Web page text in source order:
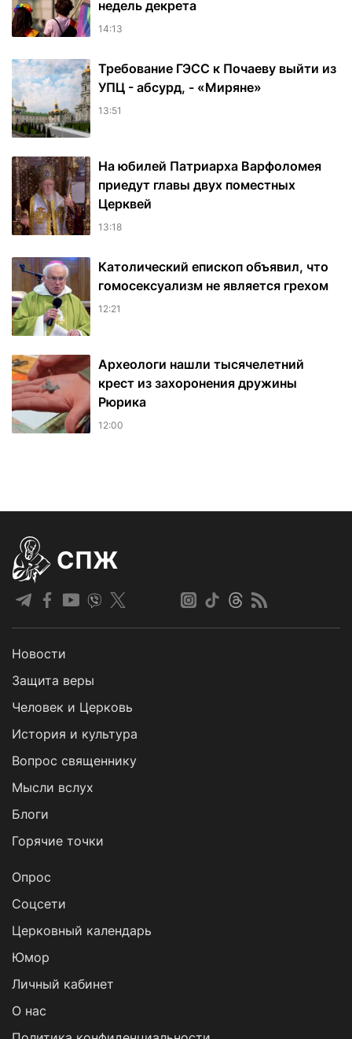
недель декрета
14:13
Требование ГЭСС к Почаеву выйти из
УПЦ - абсурд, - «Миряне»
13:51
На юбилей Патриарха Варфоломея
приедут главы двух поместных
Церквей
13:18
Католический епископ объявил, что
гомосексуализм не является грехом
12:21
Археологи нашли тысячелетний
крест из захоронения дружины
Рюрика
12:00
СПЖ
Новости
Защита веры
Человек и Церковь
История и культура
Вопрос священнику
Мысли вслух
Блоги
Горячие точки
Опрос
Cоцсети
Церковный календарь
Юмор
Личный кабинет
О нас